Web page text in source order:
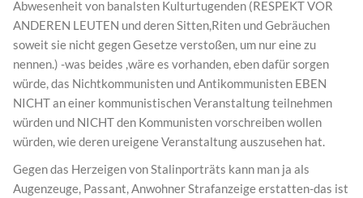
Abwesenheit von banalsten Kulturtugenden (RESPEKT VOR
ANDEREN LEUTEN und deren Sitten,Riten und Gebräuchen
soweit sie nicht gegen Gesetze verstoßen, um nur eine zu
nennen.) -was beides ,wäre es vorhanden, eben dafür sorgen
würde, das Nichtkommunisten und Antikommunisten EBEN
NICHT an einer kommunistischen Veranstaltung teilnehmen
würden und NICHT den Kommunisten vorschreiben wollen
würden, wie deren ureigene Veranstaltung auszusehen hat.
Gegen das Herzeigen von Stalinporträts kann man ja als
Augenzeuge, Passant, Anwohner Strafanzeige erstatten-das ist